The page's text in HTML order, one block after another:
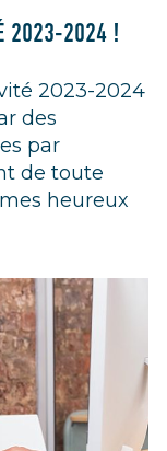
2023-2024 !
2023-2024
des
par
de toute
heureux